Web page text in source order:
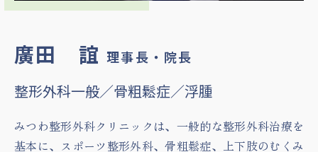
廣田 誼 理事長・院長
整形外科一般／骨粗鬆症／浮腫
みつわ整形外科クリニックは、一般的な整形外科治療を
基本に、スポーツ整形外科、骨粗鬆症、上下肢のむくみ